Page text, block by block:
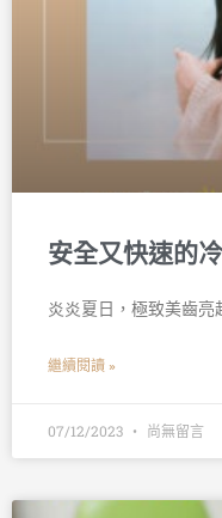
安全又快速的
炎炎夏日，極致美齒
繼續閱讀 »
07/12/2023 尚無留言